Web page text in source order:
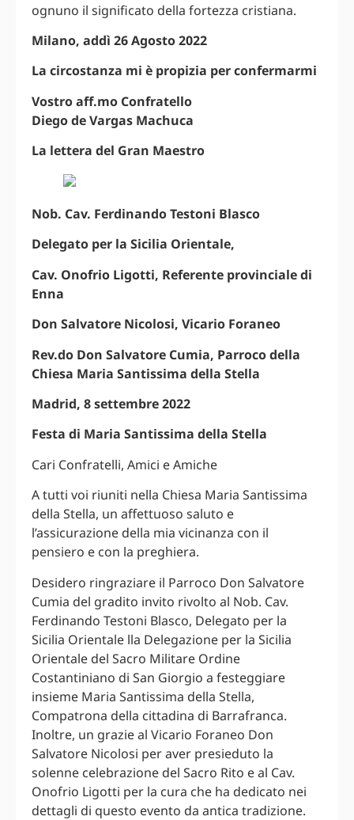
ognuno il significato della fortezza cristiana.
Milano, addì 26 Agosto 2022
La circostanza mi è propizia per confermarmi
Vostro aff.mo Confratello
Diego de Vargas Machuca
La lettera del Gran Maestro
Nob. Cav. Ferdinando Testoni Blasco
Delegato per la Sicilia Orientale,
Cav. Onofrio Ligotti, Referente provinciale di
Enna
Don Salvatore Nicolosi, Vicario Foraneo
Rev.do Don Salvatore Cumia, Parroco della
Chiesa Maria Santissima della Stella
Madrid, 8 settembre 2022
Festa di Maria Santissima della Stella
Cari Confratelli, Amici e Amiche
A tutti voi riuniti nella Chiesa Maria Santissima
della Stella, un affettuoso saluto e
l’assicurazione della mia vicinanza con il
pensiero e con la preghiera.
Desidero ringraziare il Parroco Don Salvatore
Cumia del gradito invito rivolto al Nob. Cav.
Ferdinando Testoni Blasco, Delegato per la
Sicilia Orientale lla Delegazione per la Sicilia
Orientale del Sacro Militare Ordine
Costantiniano di San Giorgio a festeggiare
insieme Maria Santissima della Stella,
Compatrona della cittadina di Barrafranca.
Inoltre, un grazie al Vicario Foraneo Don
Salvatore Nicolosi per aver presieduto la
solenne celebrazione del Sacro Rito e al Cav.
Onofrio Ligotti per la cura che ha dedicato nei
dettagli di questo evento da antica tradizione.